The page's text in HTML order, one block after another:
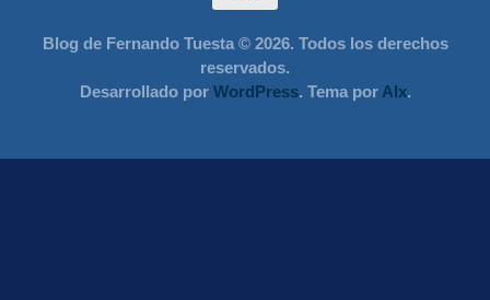
Blog de Fernando Tuesta © 2026. Todos los derechos
reservados.
Desarrollado por WordPress. Tema por Alx.